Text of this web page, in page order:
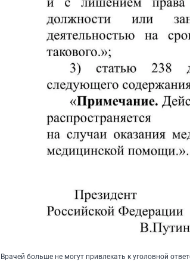
Врачей больше не могут привлекать к уголовной